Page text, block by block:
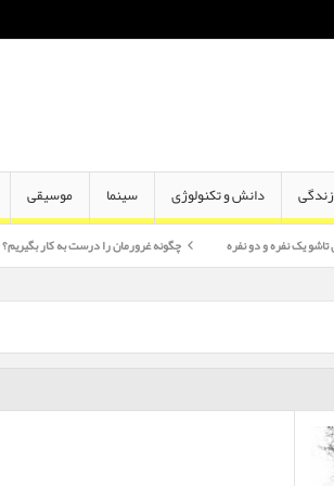
دانش و تکنولوژی سینما موسیقی
نفره چگونه غرورمان را درست به کار بگیریم؟